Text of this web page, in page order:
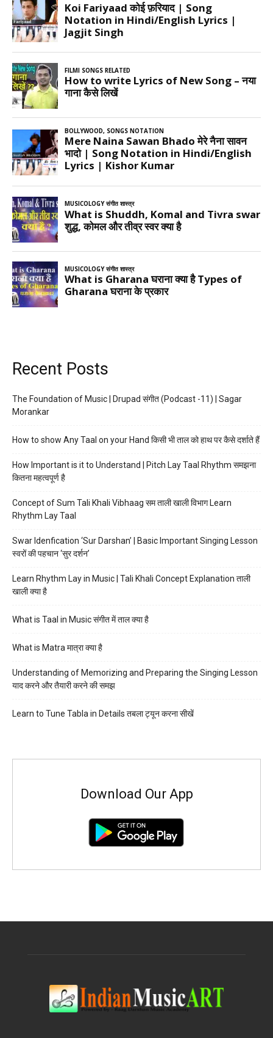
Recent Posts
The Foundation of Music | Drupad संगीत (Podcast -11) | Sagar
Morankar
How to show Any Taal on your Hand किसी भी ताल को हाथ पर कैसे दर्शाते हैं
How Important is it to Understand | Pitch Lay Taal Rhythm समझना
कितना महत्वपूर्ण है
Concept of Sum Tali Khali Vibhaag सम ताली खाली विभाग Learn
Rhythm Lay Taal
Swar Idenfication ‘Sur Darshan’ | Basic Important Singing Lesson
स्वरों की पहचान ‘सुर दर्शन’
Learn Rhythm Lay in Music | Tali Khali Concept Explanation ताली
खाली क्या है
What is Taal in Music संगीत में ताल क्या है
What is Matra मात्रा क्या है
Understanding of Memorizing and Preparing the Singing Lesson
याद करने और तैयारी करने की समझ
Learn to Tune Tabla in Details तबला ट्यून करना सीखें
Download Our App